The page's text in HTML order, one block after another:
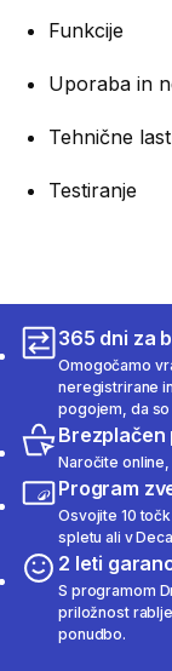
Funkcije
Uporaba in
Tehnične
Testiranje
365 dni za
Omogočamo
neregistrirane
pogojem, da so
Brezplačen
Naročite
Program
Osvojite 10
spletu ali v
2 leti
S programom
priložnost
ponudbo.